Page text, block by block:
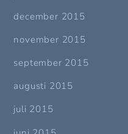
december 2015
november 2015
september 2015
augusti 2015
juli 2015